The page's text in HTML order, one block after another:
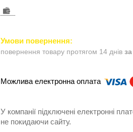
повернення товару протягом 14 днів
У компанії підключені електронні
не покидаючи сайту.